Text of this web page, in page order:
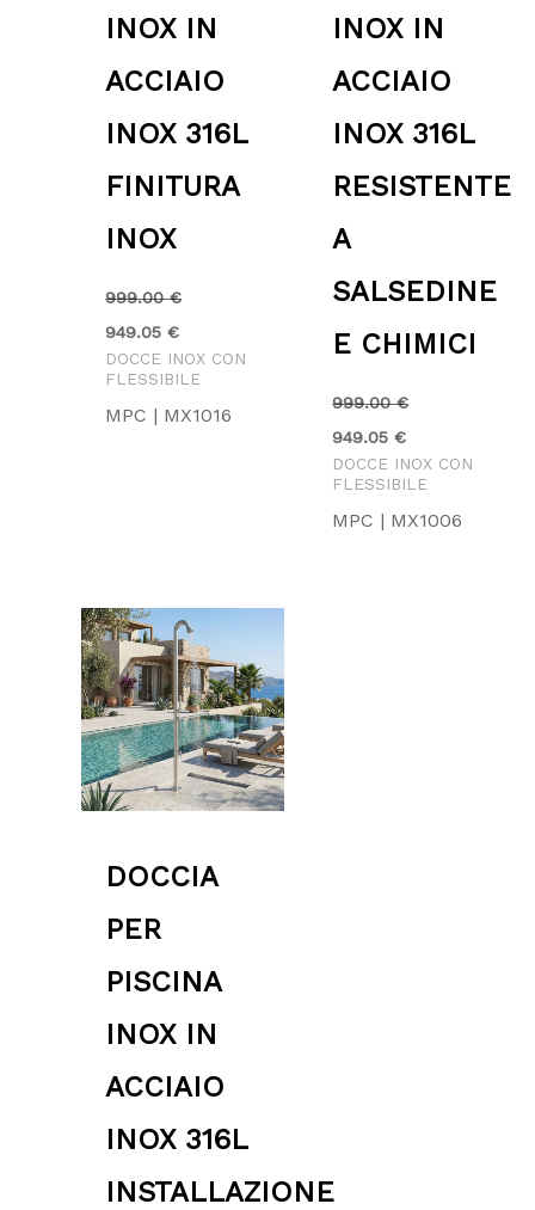
INOX IN
ACCIAIO
INOX 316L
FINITURA
INOX
999.00€
949.05 €
DOCCE INOX CON
FLESSIBILE
MPC | MX1016
INOX IN
ACCIAIO
INOX 316L
RESISTENTE
A
SALSEDINE
E CHIMICI
999.00€
949.05 €
DOCCE INOX CON
FLESSIBILE
MPC | MX1006
DOCCIA
PER
PISCINA
INOX IN
ACCIAIO
INOX 316L
INSTALLAZIONE